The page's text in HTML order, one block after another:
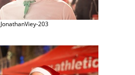
JonathanViey-203